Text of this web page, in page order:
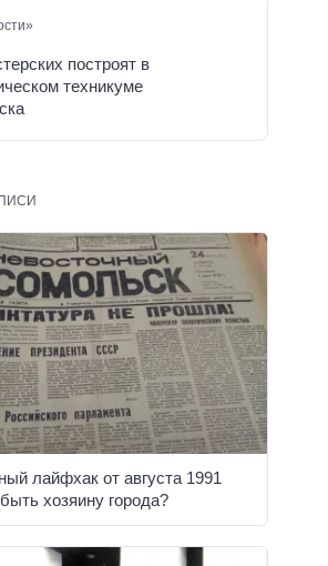
построят в
техникуме
лайфхак от августа 1991
хозяину города?